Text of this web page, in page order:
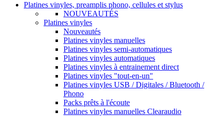
Platines vinyles, preamplis phono, cellules et stylus
NOUVEAUTÉS
Platines vinyles
Nouveautés
Platines vinyles manuelles
Platines vinyles semi-automatiques
Platines vinyles automatiques
Platines vinyles à entrainement direct
Platines vinyles "tout-en-un"
Platines vinyles USB / Digitales / Bluetooth /
Phono
Packs prêts à l'écoute
Platines vinyles manuelles Clearaudio